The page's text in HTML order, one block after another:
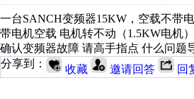
一台SANCH变频器15KW，空载不带
带电机空载 电机转不动（1.5KW电机
确认变频器故障 请高手指点 什么问题
分享到：
收藏 邀请回答 回